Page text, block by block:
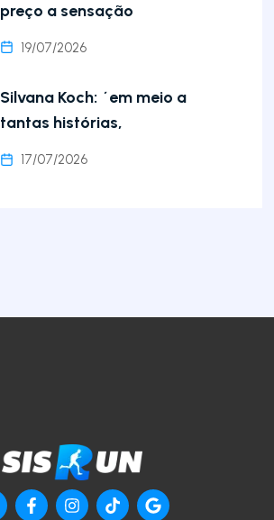
preço a sensação
19/07/2026
Silvana Koch: ´em meio a
tantas histórias,
17/07/2026